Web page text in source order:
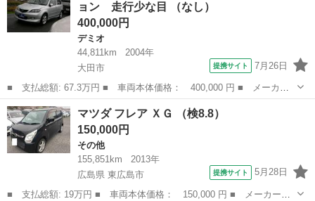
グセンサ...
ョン 走行少な目 （なし）
400,000円
デミオ
44,811km
2004年
大田市
提携サイト 7月26日
■ 支払総額: 67.3万円 ■ 車両本体価格： 400,000 円 ■ メーカー
名： マツダ ■ 車種名： デミオ ■ グレード名： スポルト フ
ロアー５速ミッション 走行少な目 ■ 排気量： 1500cc ■ ドア枚
数...
島根 大田市 デミオ
マツダ フレア ＸＧ （検8.8）
150,000円
その他
155,851km
2013年
広島県 東広島市
提携サイト 5月28日
■ 支払総額: 19万円 ■ 車両本体価格： 150,000 円 ■ メーカー